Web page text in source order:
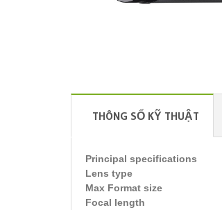
THÔNG SỐ KỸ THUẬT
Principal specifications
Lens type
Max Format size
Focal length